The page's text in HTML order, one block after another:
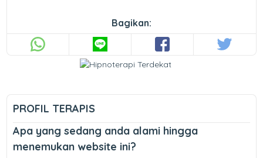
Bagikan:
PROFIL TERAPIS
Apa yang sedang anda alami hingga
menemukan website ini?